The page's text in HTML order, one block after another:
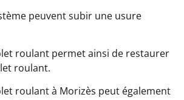
peuvent subir une usure
roulant permet ainsi de restaurer
roulant.
roulant à Morizès peut également